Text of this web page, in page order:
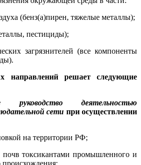
(бенз(а)пирен, тяжелые металлы);
пестициды);
загрязнителей (все компоненты
направлений решает следующие
руководство деятельностью
сети при осуществлении
на территории РФ;
почв токсикантами промышленного и
происхождения;